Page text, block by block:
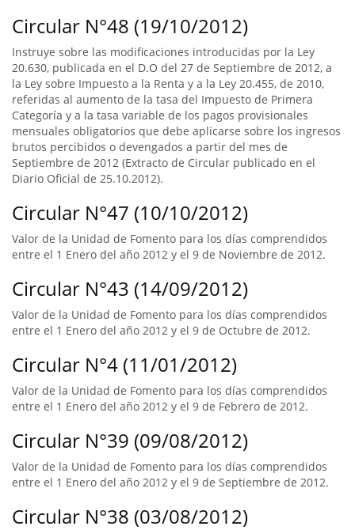
Circular N°48 (19/10/2012)
Instruye sobre las modificaciones introducidas por la Ley
20.630, publicada en el D.O del 27 de Septiembre de 2012, a
la Ley sobre Impuesto a la Renta y a la Ley 20.455, de 2010,
referidas al aumento de la tasa del Impuesto de Primera
Categoría y a la tasa variable de los pagos provisionales
mensuales obligatorios que debe aplicarse sobre los ingresos
brutos percibidos o devengados a partir del mes de
Septiembre de 2012 (Extracto de Circular publicado en el
Diario Oficial de 25.10.2012).
Circular N°47 (10/10/2012)
Valor de la Unidad de Fomento para los días comprendidos
entre el 1 Enero del año 2012 y el 9 de Noviembre de 2012.
Circular N°43 (14/09/2012)
Valor de la Unidad de Fomento para los días comprendidos
entre el 1 Enero del año 2012 y el 9 de Octubre de 2012.
Circular N°4 (11/01/2012)
Valor de la Unidad de Fomento para los días comprendidos
entre el 1 Enero del año 2012 y el 9 de Febrero de 2012.
Circular N°39 (09/08/2012)
Valor de la Unidad de Fomento para los días comprendidos
entre el 1 Enero del año 2012 y el 9 de Septiembre de 2012.
Circular N°38 (03/08/2012)